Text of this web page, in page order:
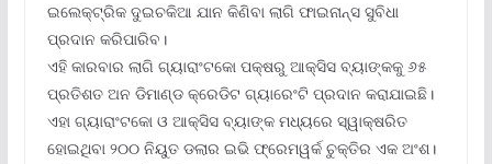
ଇଲେକ୍ଟ୍ରିକ ଦୁଇଚକିଆ ଯାନ କିଣିବା ଲାଗି ଫାଇନାନ୍ସ ସୁବିଧା
ପ୍ରଦାନ କରିପାରିବ।
ଏହି କାରବାର ଲାଗି ଗ୍ୟାରାଂଟକୋ ପକ୍ଷରୁ ଆକ୍ସିସ ବ୍ୟାଙ୍କକୁ ୬୫
ପ୍ରତିଶତ ଅନ ଡିମାଣ୍ଡ କ୍ରେଡିଟ ଗ୍ୟାରେଂଟି ପ୍ରଦାନ କରାଯାଇଛି।
ଏହା ଗ୍ୟାରାଂଟକୋ ଓ ଆକ୍ସିସ ବ୍ୟାଙ୍କ ମଧ୍ୟରେ ସ୍ୱାକ୍ଷରିତ
ହୋଇଥିବା ୨୦୦ ନିୟୁତ ଡଲାର ଇଭି ଫ୍ରେମୱର୍କ ଚୁକ୍ତିର ଏକ ଅଂଶ।